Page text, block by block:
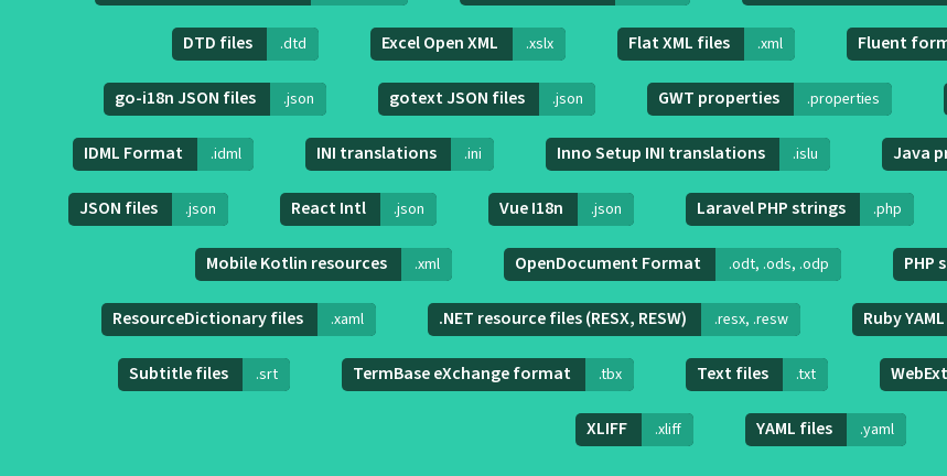
DTD files .dtd Excel Open XML .xslx Flat XML files .xml Fluent
go-i18n JSON files .json gotext JSON files .json GWT properties .properties
IDML Format .idml INI translations .ini Inno Setup INI translations .islu Java
JSON files .json React Intl .json Vue I18n .json Laravel PHP strings .php
Mobile Kotlin resources .xml OpenDocument Format .odt, .ods, .odp PHP
ResourceDictionary files .xaml .NET resource files (RESX, RESW) .resx, .resw Ruby
Subtitle files .srt TermBase eXchange format .tbx Text files .txt
XLIFF .xliff YAML files .yaml